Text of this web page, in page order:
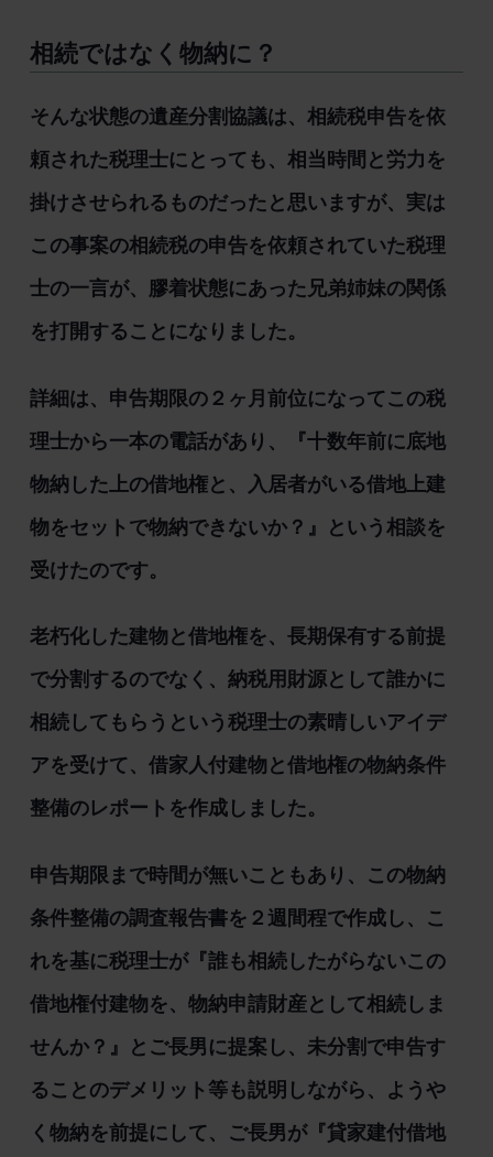
相続ではなく物納に？
そんな状態の遺産分割協議は、相続税申告を依
頼された税理士にとっても、相当時間と労力を
掛けさせられるものだったと思いますが、実は
この事案の相続税の申告を依頼されていた税理
士の一言が、膠着状態にあった兄弟姉妹の関係
を打開することになりました。
詳細は、申告期限の２ヶ月前位になってこの税
理士から一本の電話があり、『十数年前に底地
物納した上の借地権と、入居者がいる借地上建
物をセットで物納できないか？』という相談を
受けたのです。
老朽化した建物と借地権を、長期保有する前提
で分割するのでなく、納税用財源として誰かに
相続してもらうという税理士の素晴しいアイデ
アを受けて、借家人付建物と借地権の物納条件
整備のレポートを作成しました。
申告期限まで時間が無いこともあり、この物納
条件整備の調査報告書を２週間程で作成し、こ
れを基に税理士が『誰も相続したがらないこの
借地権付建物を、物納申請財産として相続しま
せんか？』とご長男に提案し、未分割で申告す
ることのデメリット等も説明しながら、ようや
く物納を前提にして、ご長男が『貸家建付借地